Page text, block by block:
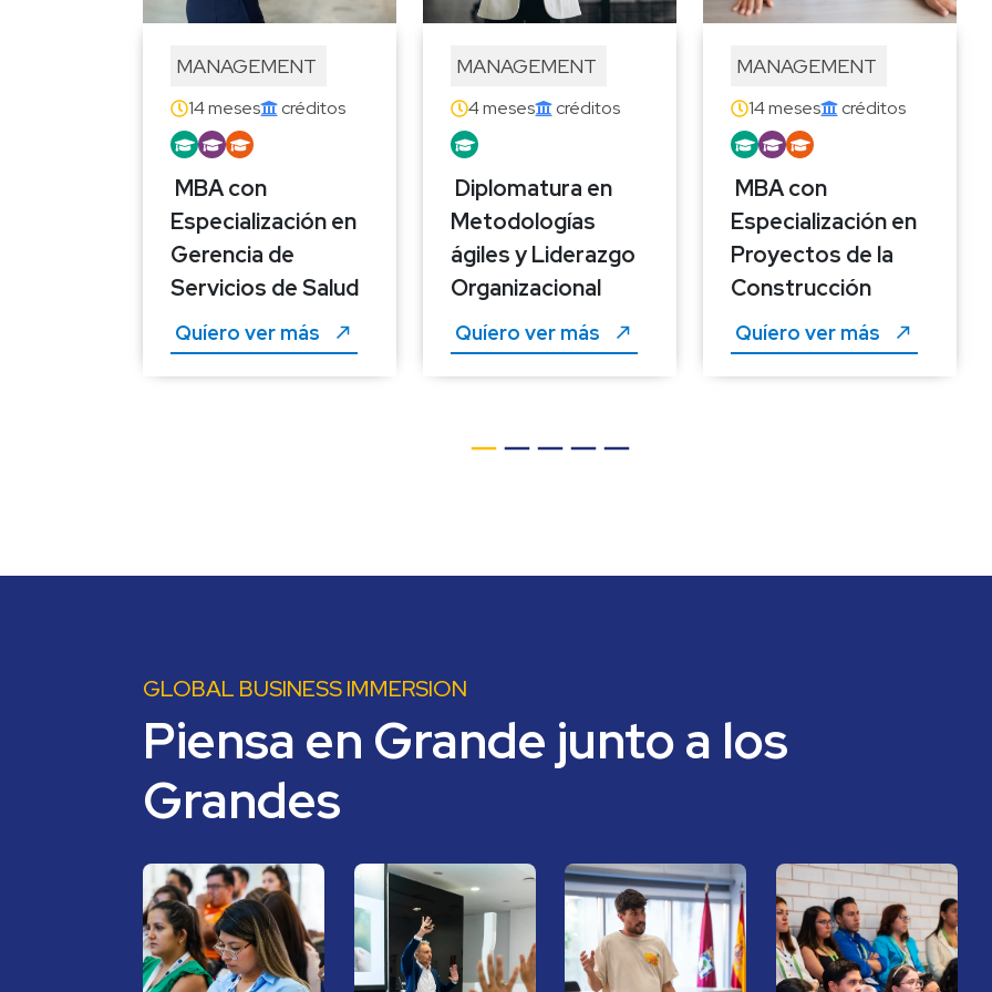
MANAGEMENT
14 meses créditos
MBA con
Especialización en
Gerencia de
Servicios de Salud
Quíero ver más
MANAGEMENT
4 meses créditos
Diplomatura en
Metodologías
ágiles y Liderazgo
Organizacional
Quíero ver más
MANAGEMENT
14 meses créditos
MBA con
Especialización en
Proyectos de la
Construcción
Quíero ver más
GLOBAL BUSINESS IMMERSION
Piensa en Grande junto a los
Grandes